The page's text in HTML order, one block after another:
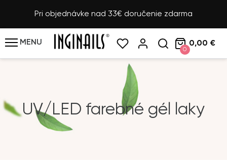
Pri objednávke nad 33€ doručenie zdarma
MENU
0
0,00 €
UV/LED farebné gél laky